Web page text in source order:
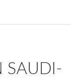
SAUDI-